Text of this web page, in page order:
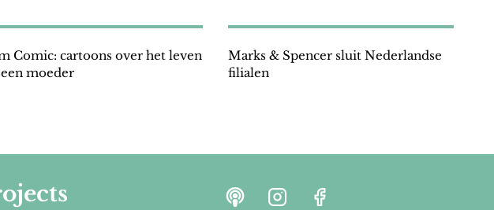
Comic: cartoons over het leven
moeder
Marks & Spencer sluit Nederlandse
filialen